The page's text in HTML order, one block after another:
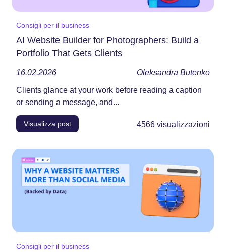
Consigli per il business
AI Website Builder for Photographers: Build a
Portfolio That Gets Clients
16.02.2026 Oleksandra Butenko
Clients glance at your work before reading a caption
or sending a message, and...
Visualizza post 4566 visualizzazioni
Consigli per il business